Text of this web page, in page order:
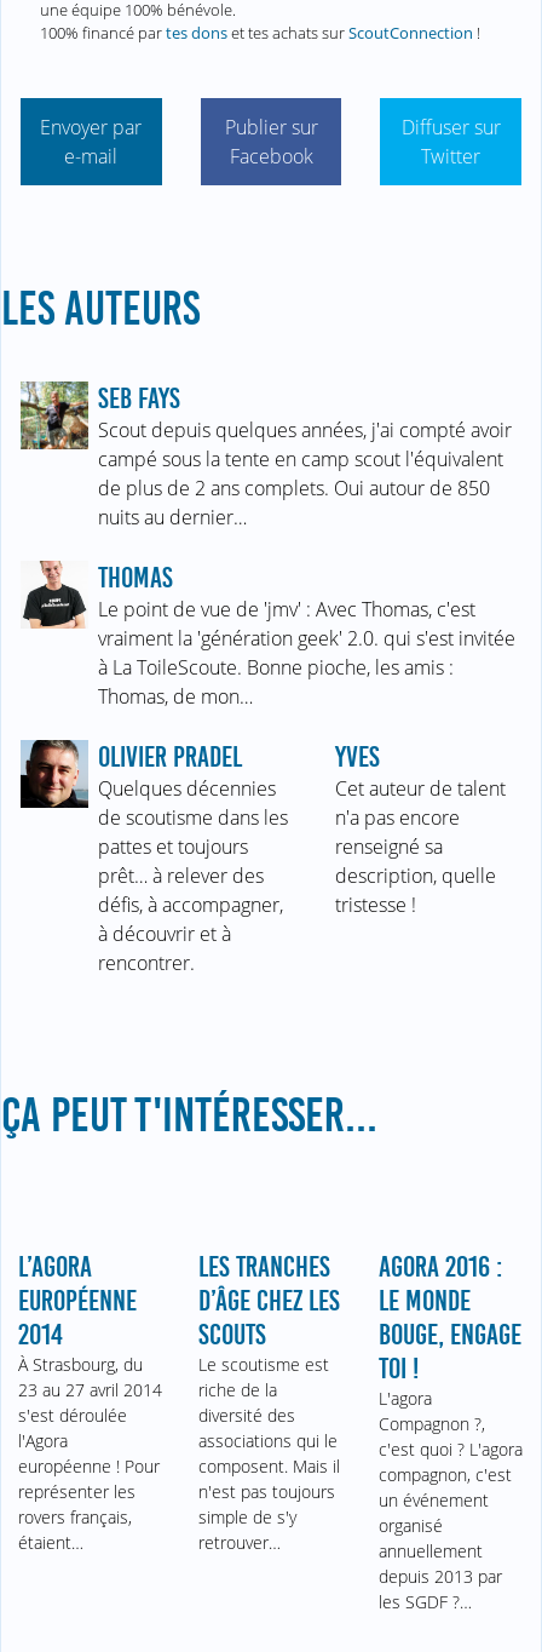
une équipe 100% bénévole.
100% financé partes donset tes achats surScoutConnection !
Envoyer par
e-mail
Publier sur
Facebook
Diffuser sur
Twitter
LES AUTEURS
SEB FAYS
Scout depuis quelques années, j'ai compté avoir
campé sous la tente en camp scout l'équivalent
de plus de 2 ans complets. Oui autour de 850
nuits au dernier…
THOMAS
Le point de vue de 'jmv' : Avec Thomas, c'est
vraiment la 'génération geek' 2.0. qui s'est invitée
à La ToileScoute. Bonne pioche, les amis :
Thomas, de mon…
OLIVIER PRADEL
Quelques décennies
de scoutisme dans les
pattes et toujours
prêt… à relever des
défis, à accompagner,
à découvrir et à
rencontrer.
YVES
Cet auteur de talent
n'a pas encore
renseigné sa
description, quelle
tristesse !
ÇA PEUT T'INTÉRESSER...
L’AGORA
EUROPÉENNE
2014
À Strasbourg, du
23 au 27 avril 2014
s'est déroulée
l'Agora
européenne ! Pour
représenter les
rovers français,
étaient…
LES TRANCHES
D’ÂGE CHEZ LES
SCOUTS
Le scoutisme est
riche de la
diversité des
associations qui le
composent. Mais il
n'est pas toujours
simple de s'y
retrouver…
AGORA 2016 :
LE MONDE
BOUGE, ENGAGE
TOI !
L'agora
Compagnon ?,
c'est quoi ? L'agora
compagnon, c'est
un événement
organisé
annuellement
depuis 2013 par
les SGDF ?…